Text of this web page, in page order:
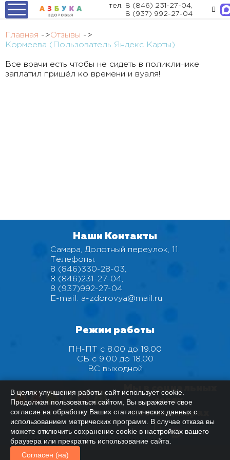
тел. 8 (846) 231-27-04,
8 (937) 992-27-04
Главная ->Отзывы ->
Кормеева (Пользователь Яндекс Карты)
Все врачи есть чтобы не сидеть в поликлинике
заплатил пришёл ко времени и вуаля!
Наши Контакты
Самара, Долотный переулок, 11.
Телефоны:
8 (846)330-28-03,
8 (846)231-27-04,
8 (937)992-27-04
E-mail: a-zdorovya@mail.ru
Режим работы
ПН-ПТ с 8.00 до 19.00
СБ с 9.00 до 18.00
ВС выходной
Мы в социальных
сетях,
мессенджерах
В целях улучшения работы сайт использует cookie.
Продолжая пользоваться сайтом, Вы выражаете свое
согласие на обработку Ваших статистических данных с
использованием метрических программ. В случае отказа вы
можете отключить сохранение cookie в настройках вашего
браузера или прекратить использование сайта.
Согласен (на)